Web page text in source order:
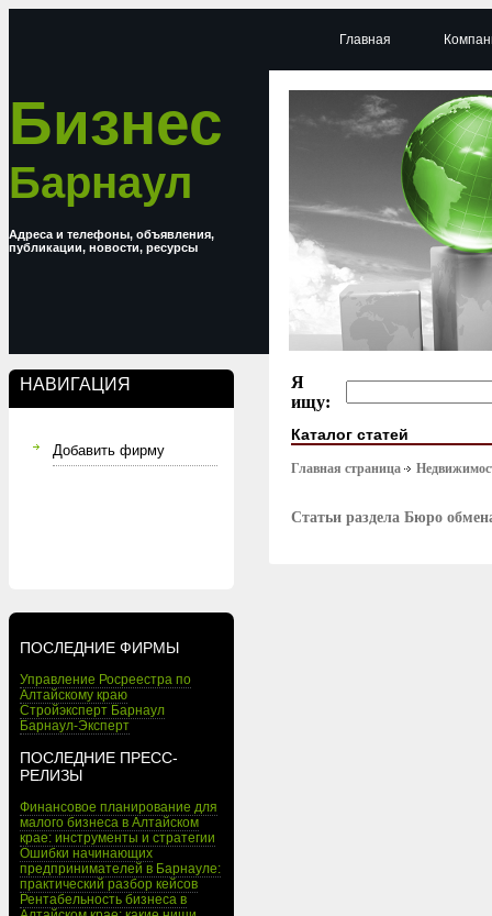
Бизнес
Барнаул
Адреса и телефоны, объявления,
публикации, новости, ресурсы
НАВИГАЦИЯ
Добавить фирму
ПОСЛЕДНИЕ ФИРМЫ
Управление Росреестра по
Алтайскому краю
Стройэксперт Барнаул
Барнаул-Эксперт
ПОСЛЕДНИЕ ПРЕСС-
РЕЛИЗЫ
Финансовое планирование для
малого бизнеса в Алтайском
крае: инструменты и стратегии
Ошибки начинающих
предпринимателей в Барнауле:
практический разбор кейсов
Рентабельность бизнеса в
Главная
Я
ищу:
Каталог статей
Главная страница
Статьи раздела Бюро